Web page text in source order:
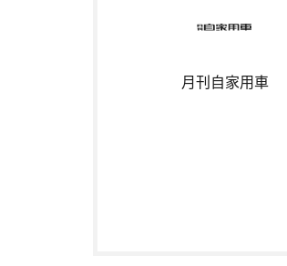
月刊自家用車